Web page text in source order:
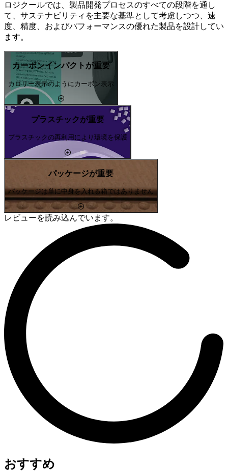
ロジクールでは、製品開発プロセスのすべての段階を通し
て、サステナビリティを主要な基準として考慮しつつ、速
度、精度、およびパフォーマンスの優れた製品を設計してい
ます。
カーボンインパクトが重要
カロリー表示のようにカーボン表示
プラスチックが重要
プラスチックの再利用により環境を保護
パッケージが重要
パッケージは単に中身を入れる箱ではありません
レビューを読み込んでいます。
おすすめ